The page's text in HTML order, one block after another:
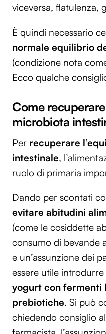
viceversa, flatulenza,
È quindi necessario
normale equilibrio
(condizione nota
Ecco qualche
Come
microbiota
Per recuperare
intestinale,
ruolo di primaria
Dando per scontati
evitare abitudini
(come le cosiddette
consumo di bevande
e un’assunzione dei
essere utile
yogurt con fermenti
prebiotiche. Si può
chiedendo consiglio